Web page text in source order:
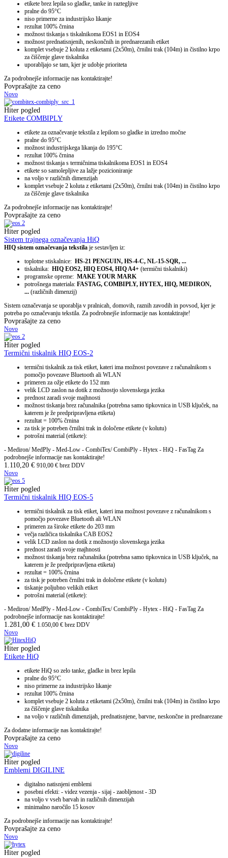
etikete brez lepila so gladke, tanke in raztegljive
pralne do 95°C
niso primerne za industrijsko likanje
rezultat 100% črnina
možnost tiskanja s tiskalnikoma EOS1 in EOS4
možnost prednatisnjenih, neskončnih in prednarezanih etiket
komplet vsebuje 2 koluta z etiketami (2x50m), črnilni trak (104m) in čistilno krpo
za čiščenje glave tiskalnika
uporabljajo se tam, kjer je udobje prioriteta
Za podrobnejše informacije nas kontaktirajte!
Povprašajte za ceno
Novo
Hiter pogled
Etikete COMBIPLY
etikete za označevanje tekstila z lepilom so gladke in izredno močne
pralne do 95°C
možnost industrijskega likanja do 195°C
rezultat 100% črnina
možnost tiskanja s termičnima tiskalnikoma EOS1 in EOS4
etikete so samolepljive za lažje pozicioniranje
na voljo v različnih dimenzijah
komplet vsebuje 2 koluta z etiketami (2x50m), črnilni trak (104m) in čistilno krpo
za čiščenje glave tiskalnika
Za podrobnejše informacije nas kontaktirajte!
Povprašajte za ceno
Hiter pogled
Sistem trajnega označevanja HiQ
HIQ sistem označevanja tekstila je sestavljen iz:
toplotne stiskalnice: HS-21 PENGUIN, HS-4-C, NL-15-SQR, ...
tiskalnika: HIQ EOS2, HIQ EOS4, HIQ A4+ (termični tiskalniki)
programske opreme: MAKE YOUR MARK
potrošnega materiala: FASTAG, COMBIPLY, HYTEX, HIQ, MEDIRON,
... (različnih dimenzij)
Sistem označevanja se uporablja v pralnicah, domovih, raznih zavodih in povsod, kjer je
potreba po označevanju tekstila. Za podrobnejše informacije nas kontaktirajte!
Povprašajte za ceno
Novo
Hiter pogled
Termični tiskalnik HIQ EOS-2
termični tiskalnik za tisk etiket, kateri ima možnost povezave z računalnikom s
pomočjo povezave Bluetooth ali WLAN
primeren za ožje etikete do 152 mm
velik LCD zaslon na dotik z možnostjo slovenskega jezika
prednost zaradi svoje majhnosti
možnost tiskanja brez računalnika (potrebna samo tipkovnica in USB ključek, na
katerem je že predpripravljena etiketa)
rezultat = 100% črnina
za tisk je potreben črnilni trak in določene etikete (v kolutu)
potrošni material (etikete):
- Mediron/ MedPly - Med-Low - CombiTex/ CombiPly - Hytex - HiQ - FasTag Za
podrobnejše informacije nas kontaktirajte!
1.110,20 € 910,00 € brez DDV
Novo
Hiter pogled
Termični tiskalnik HIQ EOS-5
termični tiskalnik za tisk etiket, kateri ima možnost povezave z računalnikom s
pomočjo povezave Bluetooth ali WLAN
primeren za široke etikete do 203 mm
večja različica tiskalnika CAB EOS2
velik LCD zaslon na dotik z možnostjo slovenskega jezika
prednost zaradi svoje majhnosti
možnost tiskanja brez računalnika (potrebna samo tipkovnica in USB ključek, na
katerem je že predpripravljena etiketa)
rezultat = 100% črnina
za tisk je potreben črnilni trak in določene etikete (v kolutu)
tiskanje poljubno velikih etiket
potrošni material (etikete):
- Mediron/ MedPly - Med-Low - CombiTex/ CombiPly - Hytex - HiQ - FasTag Za
podrobnejše informacije nas kontaktirajte!
1.281,00 € 1.050,00 € brez DDV
Novo
Hiter pogled
Etikete HiQ
etikete HiQ so zelo tanke, gladke in brez lepila
pralne do 95°C
niso primerne za industrijsko likanje
rezultat 100% črnina
komplet vsebuje 2 koluta z etiketami (2x50m), črnilni trak (104m) in čistilno krpo
za čiščenje glave tiskalnika
na voljo v različnih dimenzijah, prednatisnjene, barvne, neskončne in prednarezane
Za dodatne informacije nas kontaktirajte!
Povprašajte za ceno
Novo
Hiter pogled
Emblemi DIGILINE
digitalno natisnjeni emblemi
posebni efekti: - videz vezenja - sijaj - zaobljenost - 3D
na voljo v vseh barvah in različnih dimenzijah
minimalno naročilo 15 kosov
Za podrobnejše informacije nas kontaktirajte!
Povprašajte za ceno
Novo
Hiter pogled